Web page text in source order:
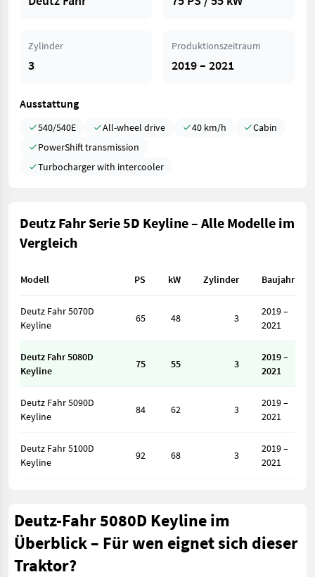
Zylinder
3
Produktionszeitraum
2019 – 2021
Ausstattung
540/540E All-wheel drive 40 km/h
Cabin
PowerShift transmission
Turbocharger with intercooler
Deutz Fahr Serie 5D Keyline – Alle Modelle im
Vergleich
Modell PS kW Zylinder Baujahr
Deutz Fahr 5070D
Keyline
65 48 3
2019 –
2021
Deutz Fahr 5080D
Keyline
75 55 3
2019 –
2021
Deutz Fahr 5090D
Keyline
84 62 3
2019 –
2021
Deutz Fahr 5100D
Keyline
92 68 3
2019 –
2021
Deutz-Fahr 5080D Keyline im
Überblick – Für wen eignet sich dieser
Traktor?